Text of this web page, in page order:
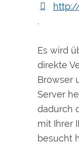
.
Es wird
direkte
Browser
Server
dadurch
mit Ihrer
besucht